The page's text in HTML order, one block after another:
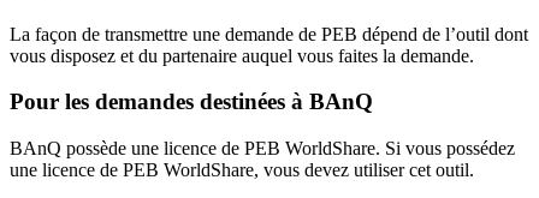
La façon de transmettre une demande de PEB dépend de l’outil dont
vous disposez et du partenaire auquel vous faites la demande.
Pour les demandes destinées à BAnQ
BAnQ possède une licence de PEB WorldShare. Si vous possédez
une licence de PEB WorldShare, vous devez utiliser cet outil.